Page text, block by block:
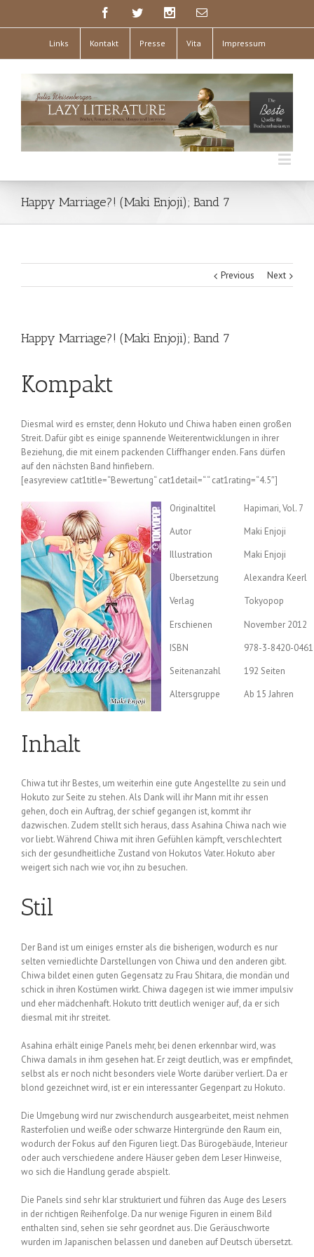
Links Kontakt Presse Vita Impressum
Happy Marriage?! (Maki Enjoji); Band 7
Previous Next
Happy Marriage?! (Maki Enjoji); Band 7
Kompakt
Diesmal wird es ernster, denn Hokuto und Chiwa haben einen großen
Streit. Dafür gibt es einige spannende Weiterentwicklungen in ihrer
Beziehung, die mit einem packenden Cliffhanger enden. Fans dürfen
auf den nächsten Band hinfiebern.
[easyreview cat1title=“Bewertung“ cat1detail=“ “ cat1rating=“4.5″]
Originaltitel
Hapimari, Vol. 7
Autor
Maki Enjoji
Illustration
Maki Enjoji
Übersetzung
Alexandra Keerl
Verlag
Tokyopop
Erschienen
November 2012
ISBN
978-3-8420-
Seitenanzahl
192 Seiten
Altersgruppe
Ab 15 Jahren
Inhalt
Chiwa tut ihr Bestes, um weiterhin eine gute Angestellte zu sein und
Hokuto zur Seite zu stehen. Als Dank will ihr Mann mit ihr essen
gehen, doch ein Auftrag, der schief gegangen ist, kommt ihr
dazwischen. Zudem stellt sich heraus, dass Asahina Chiwa nach wie
vor liebt. Während Chiwa mit ihren Gefühlen kämpft, verschlechtert
sich der gesundheitliche Zustand von Hokutos Vater. Hokuto aber
weigert sich nach wie vor, ihn zu besuchen.
Stil
Der Band ist um einiges ernster als die bisherigen, wodurch es nur
selten verniedlichte Darstellungen von Chiwa und den anderen gibt.
Chiwa bildet einen guten Gegensatz zu Frau Shitara, die mondän und
schick in ihren Kostümen wirkt. Chiwa dagegen ist wie immer impulsiv
und eher mädchenhaft. Hokuto tritt deutlich weniger auf, da er sich
diesmal mit ihr streitet.
Asahina erhält einige Panels mehr, bei denen erkennbar wird, was
Chiwa damals in ihm gesehen hat. Er zeigt deutlich, was er empfindet,
selbst als er noch nicht besonders viele Worte darüber verliert. Da er
blond gezeichnet wird, ist er ein interessanter Gegenpart zu Hokuto.
Die Umgebung wird nur zwischendurch ausgearbeitet, meist nehmen
Rasterfolien und weiße oder schwarze Hintergründe den Raum ein,
wodurch der Fokus auf den Figuren liegt. Das Bürogebäude, Interieur
oder auch verschiedene andere Häuser geben dem Leser Hinweise,
wo sich die Handlung gerade abspielt.
Die Panels sind sehr klar strukturiert und führen das Auge des Lesers
in der richtigen Reihenfolge. Da nur wenige Figuren in einem Bild
enthalten sind, sehen sie sehr geordnet aus. Die Geräuschworte
wurden im Japanischen belassen und daneben auf Deutsch übersetzt.